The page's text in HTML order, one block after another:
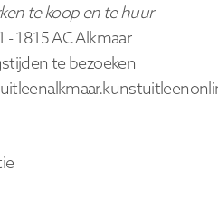
te koop en te huur
- 1815 AC Alkmaar
te bezoeken